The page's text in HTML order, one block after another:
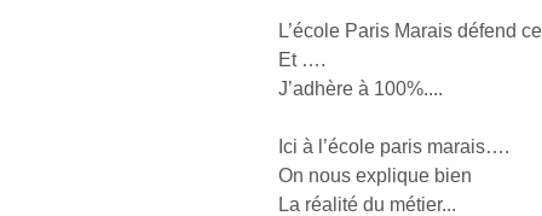
L’école Paris Marais défend
Et ….
J’adhère à 100%....
Ici à l’école paris marais….
On nous explique bien
La réalité du métier...